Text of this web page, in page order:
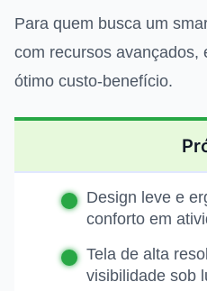
Para quem busca um
com recursos avançados,
ótimo custo-benefício.
Design leve e
conforto em
Tela de alta
visibilidade sob